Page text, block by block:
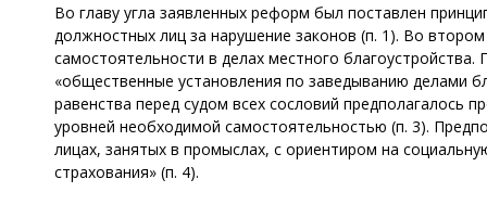
Во главу угла заявленных реформ был поставлен
должностных лиц за нарушение законов (п. 1). Во
самостоятельности в делах местного
«общественные установления по заведыванию делами
равенства перед судом всех сословий предполагалось
уровней необходимой самостоятельностью (п. 3).
лицах, занятых в промыслах, с ориентиром на
страхования» (п. 4).